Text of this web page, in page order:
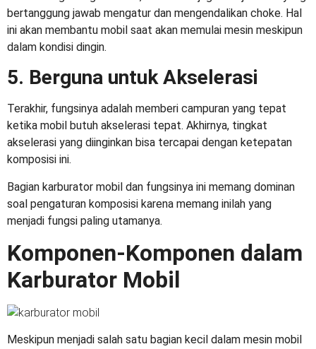
bertanggung jawab mengatur dan mengendalikan choke. Hal
ini akan membantu mobil saat akan memulai mesin meskipun
dalam kondisi dingin.
5. Berguna untuk Akselerasi
Terakhir, fungsinya adalah memberi campuran yang tepat
ketika mobil butuh akselerasi tepat. Akhirnya, tingkat
akselerasi yang diinginkan bisa tercapai dengan ketepatan
komposisi ini.
Bagian karburator mobil dan fungsinya ini memang dominan
soal pengaturan komposisi karena memang inilah yang
menjadi fungsi paling utamanya.
Komponen-Komponen dalam
Karburator Mobil
Meskipun menjadi salah satu bagian kecil dalam mesin mobil